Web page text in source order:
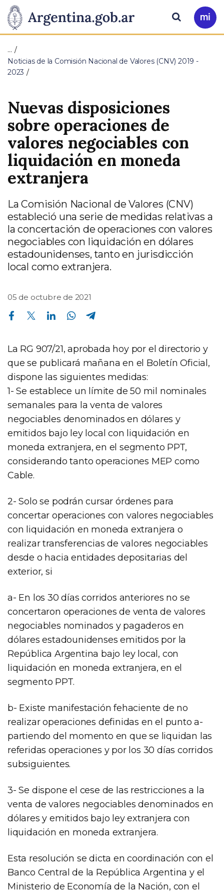
Presidencia
de
la
Pasar al contenido principal
Ir
a
Buscar
…
Noticias de la Comisión Nacional de Valores (CNV) 2019 -
2023
Nuevas disposiciones
sobre operaciones de
valores negociables con
liquidación en moneda
extranjera
La Comisión Nacional de Valores (CNV)
estableció una serie de medidas relativas a
la concertación de operaciones con valores
negociables con liquidación en dólares
estadounidenses, tanto en jurisdicción
local como extranjera.
05 de octubre de 2021
Compartir en Facebook Compartir en Twitter Compartir en Linkedin Compartir en Whatsapp
La RG 907/21, aprobada hoy por el directorio y
que se publicará mañana en el Boletín Oficial,
dispone las siguientes medidas:
1- Se establece un límite de 50 mil nominales
semanales para la venta de valores
negociables denominados en dólares y
emitidos bajo ley local con liquidación en
moneda extranjera, en el segmento PPT,
considerando tanto operaciones MEP como
Cable.
2- Solo se podrán cursar órdenes para
concertar operaciones con valores negociables
con liquidación en moneda extranjera o
realizar transferencias de valores negociables
desde o hacia entidades depositarias del
exterior, si
a- En los 30 días corridos anteriores no se
concertaron operaciones de venta de valores
negociables nominados y pagaderos en
dólares estadounidenses emitidos por la
República Argentina bajo ley local, con
liquidación en moneda extranjera, en el
segmento PPT.
b- Existe manifestación fehaciente de no
realizar operaciones definidas en el punto a-
partiendo del momento en que se liquidan las
referidas operaciones y por los 30 días corridos
subsiguientes.
3- Se dispone el cese de las restricciones a la
venta de valores negociables denominados en
dólares y emitidos bajo ley extranjera con
liquidación en moneda extranjera.
Esta resolución se dicta en coordinación con el
Banco Central de la República Argentina y el
Ministerio de Economía de la Nación, con el